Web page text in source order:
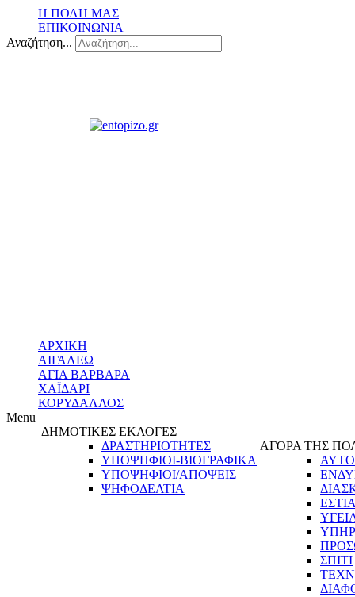
Η ΠΟΛΗ ΜΑΣ
ΕΠΙΚΟΙΝΩΝΙΑ
Αναζήτηση...
ΑΡΧΙΚΗ
ΑΙΓΑΛΕΩ
ΑΓΙΑ ΒΑΡΒΑΡΑ
ΧΑΪΔΑΡΙ
ΚΟΡΥΔΑΛΛΟΣ
Menu
ΔΗΜΟΤΙΚΕΣ ΕΚΛΟΓΕΣ
ΔΡΑΣΤΗΡΙΟΤΗΤΕΣ
ΥΠΟΨΗΦΙΟΙ-ΒΙΟΓΡΑΦΙΚΑ
ΥΠΟΨΗΦΙΟΙ/ΑΠΟΨΕΙΣ
ΨΗΦΟΔΕΛΤΙΑ
ΑΓΟΡΑ ΤΗΣ
ΣΠΙΤΙ